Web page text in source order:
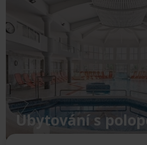
Ubytování s